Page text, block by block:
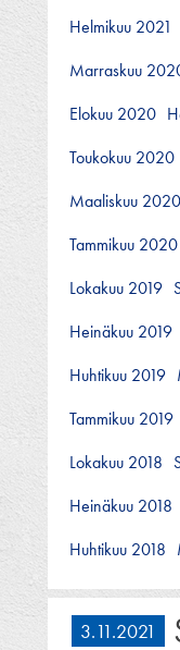
Helmikuu 2021
Marraskuu
Elokuu 2020
Toukokuu 2020
Maaliskuu 2020
Tammikuu 2020
Lokakuu 2019
Heinäkuu 2019
Huhtikuu 2019
Tammikuu 2019
Lokakuu 2018
Heinäkuu 2018
Huhtikuu 2018
3.11.2021